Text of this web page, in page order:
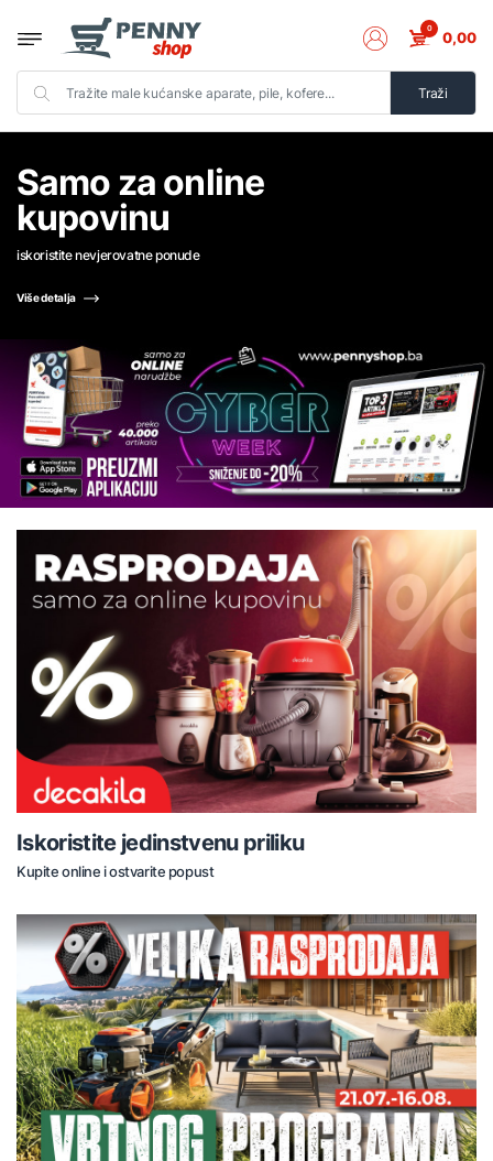
Traži
0 0,00
Samo za online
kupovinu
iskoristite nevjerovatne ponude
Više detalja
Iskoristite jedinstvenu priliku
Kupite online i ostvarite popust